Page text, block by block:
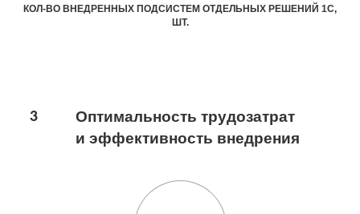
КОЛ-ВО ВНЕДРЕННЫХ ПОДСИСТЕМ ОТДЕЛЬНЫХ РЕШЕНИЙ 1С,
ШТ.
3
Оптимальность трудозатрат
и эффективность внедрения